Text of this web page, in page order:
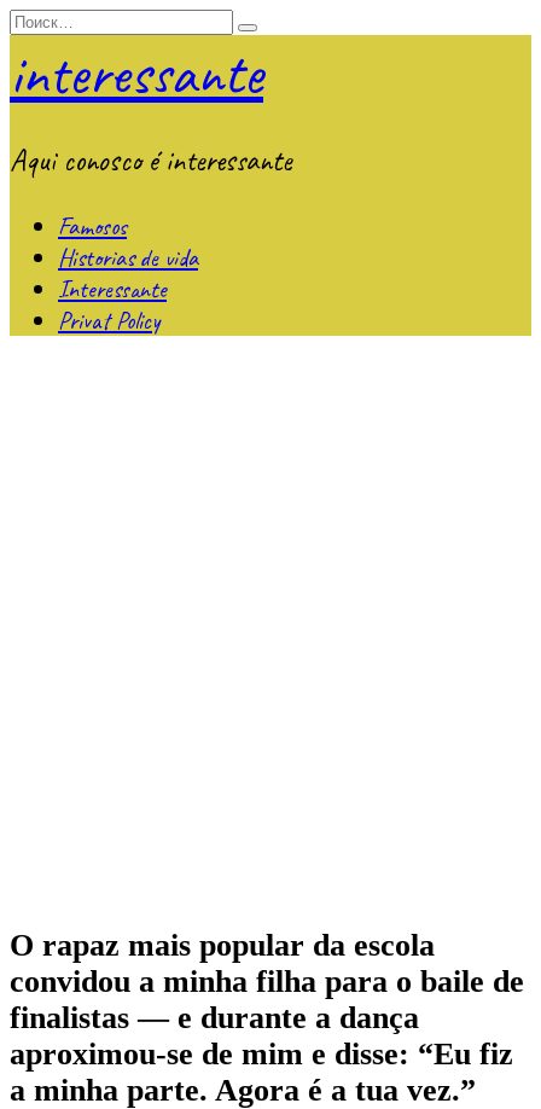
Перейти
содержанию
Search
interessante
Aqui conosco é interessante
Famosos
Historias de vida
Interessante
Privat Policy
O rapaz mais popular da escola
convidou a minha filha para o baile de
finalistas — e durante a dança
aproximou-se de mim e disse: “Eu fiz
a minha parte. Agora é a tua vez.”